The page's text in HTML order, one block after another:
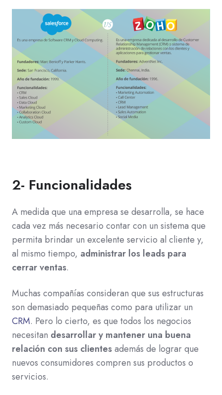
2- Funcionalidades
A medida que una empresa se desarrolla, se hace
cada vez más necesario contar con un sistema que
permita brindar un excelente servicio al cliente y,
al mismo tiempo, administrar los leads para
cerrar ventas.
Muchas compañías consideran que sus estructuras
son demasiado pequeñas como para utilizar un
CRM. Pero lo cierto, es que todos los negocios
necesitan desarrollar y mantener una buena
relación con sus clientesademás de lograr que
nuevos consumidores compren sus productos o
servicios.